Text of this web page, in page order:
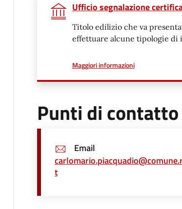
Ufficio segnalazione
Titolo edilizio che va
effettuare alcune tipologie
Maggiori informazionia proposito di
Punti di contatto
Email
t